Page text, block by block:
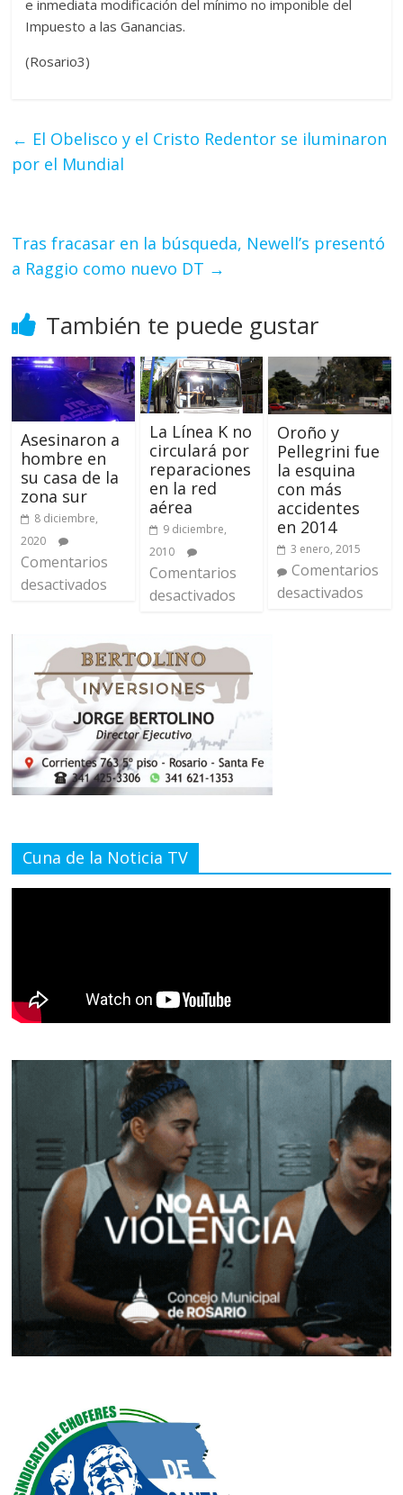
e inmediata modificación del mínimo no imponible del
Impuesto a las Ganancias.
(Rosario3)
← El Obelisco y el Cristo Redentor se iluminaron
por el Mundial
Tras fracasar en la búsqueda, Newell’s presentó
a Raggio como nuevo DT →
También te puede gustar
Asesinaron a
hombre en
su casa de la
zona sur
8 diciembre,
2020
Comentarios
desactivados
La Línea K no
circulará por
reparaciones
en la red
aérea
9 diciembre,
2010
Comentarios
desactivados
Oroño y
Pellegrini fue
la esquina
con más
accidentes
en 2014
3 enero, 2015
Comentarios
desactivados
Cuna de la Noticia TV